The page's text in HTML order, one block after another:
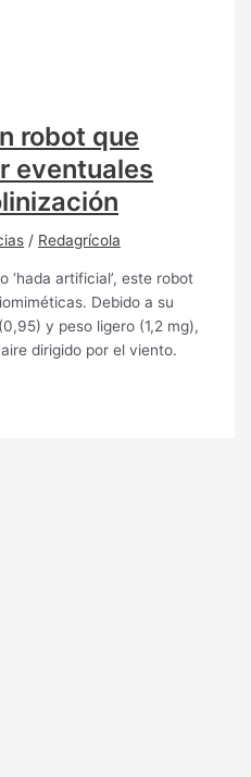
robot que
eventuales
/ Redagrícola
‘hada artificial’, este robot
Debido a su
y peso ligero (1,2 mg),
dirigido por el viento.